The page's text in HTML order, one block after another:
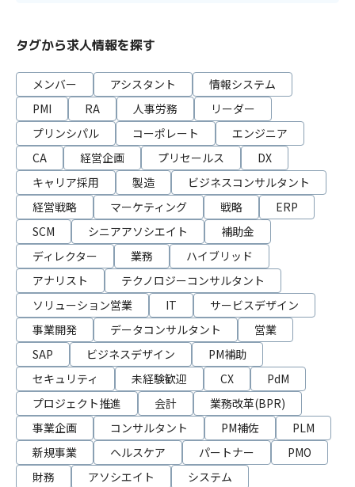
タグから求人情報を探す
メンバー アシスタント
情報システム
PMI
RA 人事労務
リーダー
プリンシパル
コーポレート
エンジニア
CA
経営企画 プリセールス
DX
キャリア採用
製造
ビジネスコンサルタント
経営戦略
マーケティング 戦略
ERP
SCM
シニアアソシエイト
補助金
ディレクター
業務
ハイブリッド
アナリスト
テクノロジーコンサルタント
ソリューション営業
IT
サービスデザイン
事業開発
データコンサルタント
営業
SAP
ビジネスデザイン
PM補助
セキュリティ
未経験歓迎 CX
PdM
プロジェクト推進
会計
業務改革(BPR)
事業企画
コンサルタント PM補佐
PLM
新規事業
ヘルスケア パートナー
PMO
財務
アソシエイト システム